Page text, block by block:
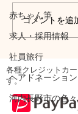
赤ちゃん筆
求人・採用情報
社員旅行
ヘアドネーション
河内長野市の色々
コメントを追
各種クレジットカ
す。